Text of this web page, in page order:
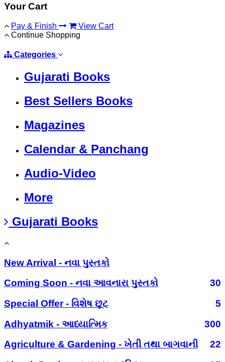
Your Cart
Pay & Finish
View Cart
Continue Shopping
Categories
Gujarati Books
Best Sellers Books
Magazines
Calendar & Panchang
Audio-Video
More
Gujarati Books
New Arrival - નવા પુસ્તકો
Coming Soon - નવા આવનારા પુસ્તકો
30
Special Offer - વિશેષ છૂટ
5
Adhyatmik - આધ્યાત્મિક
300
Agriculture & Gardening - ખેતી તથા બાગવાની
22